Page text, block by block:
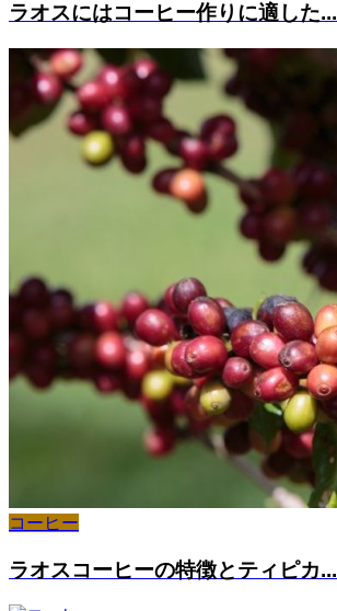
ラオスにはコーヒー作りに適した...
コーヒー
ラオスコーヒーの特徴とティピカ...